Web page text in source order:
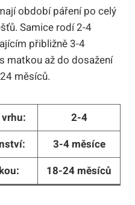
období páření po celý
Samice rodí 2-4
přibližně 3-4
matkou až do dosažení
měsíců.
2-4
3-4 měsíce
18-24 měsíců